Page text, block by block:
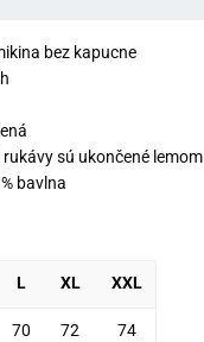
bez kapucne
sú ukončené lemom
bavlna
L XL XXL
70 72 74